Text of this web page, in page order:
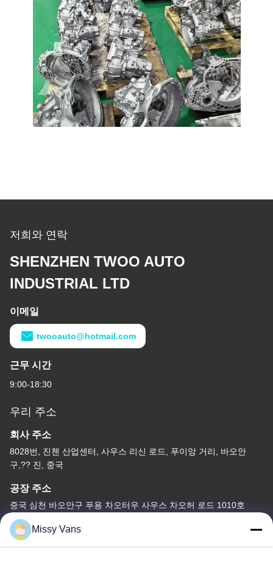
저희와 연락
SHENZHEN TWOO AUTO
INDUSTRIAL LTD
이메일
twooauto@hotmail.com
근무 시간
9:00-18:30
우리 주소
회사 주소
8028번, 진첸 산업센터, 사우스 리신 로드, 푸이앙 거리, 바오안
구,?? 진, 중국
공장 주소
중국 심천 바오안구 푸용 차오터우 사우스 차오허 로드 1010호
전화
+86-185-7643-6547
Missy Vans